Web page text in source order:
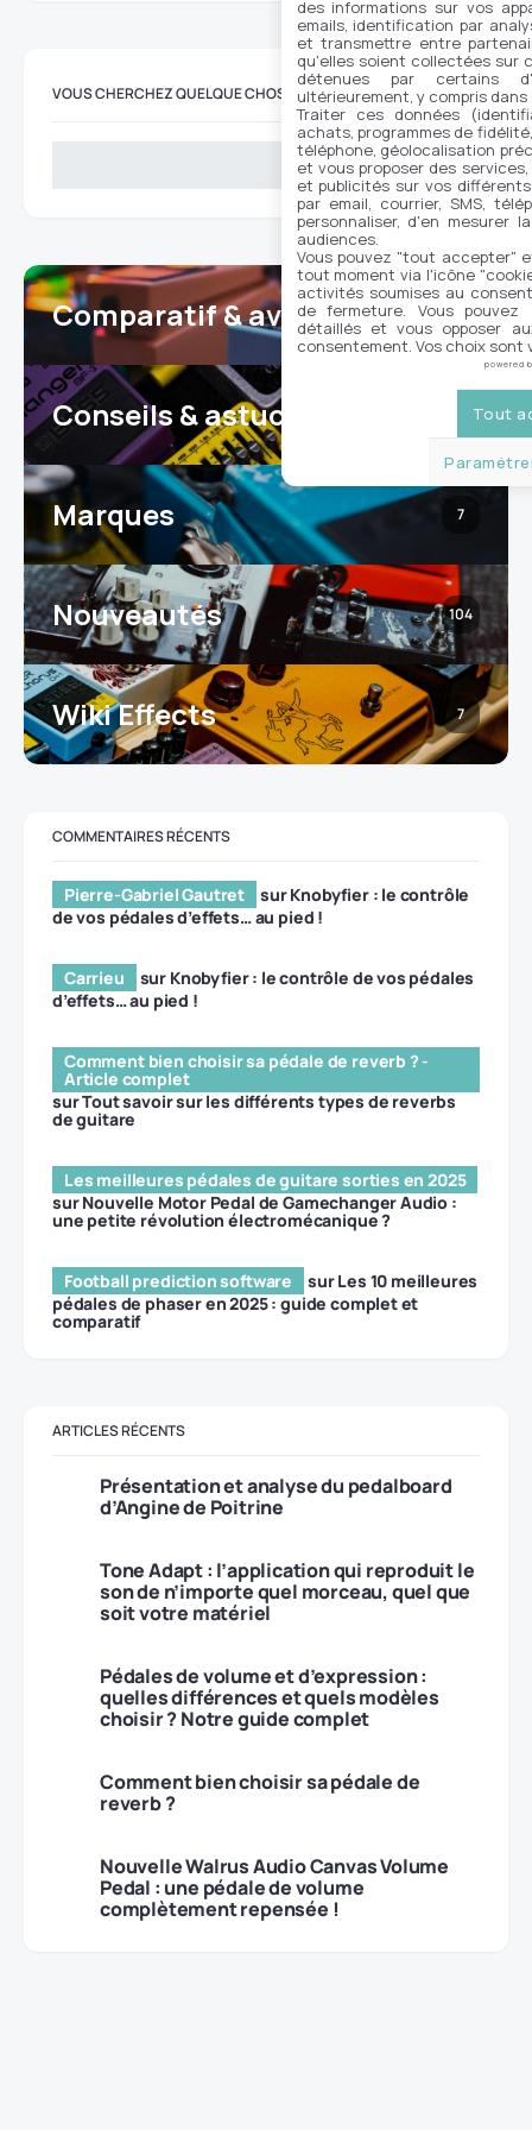
VOUS CHERCHEZ QUELQUE CHOSE ?
Rechercher
Comparatif & avis 25
Conseils & astuces
Marques 7
Nouveautés 104
Wiki Effects 7
COMMENTAIRES RÉCENTS
Pierre-Gabriel Gautret surKnobyfier : le contrôle
de vos pédales d’effets… au pied !
Carrieu sur Knobyfier : le contrôle de vos pédales
d’effets… au pied !
Comment bien choisir sa pédale de reverb ? -
Article complet
surTout savoir sur les différents types de reverbs
de guitare
Les meilleures pédales de guitare sorties en 2025
surNouvelle Motor Pedal de Gamechanger Audio :
une petite révolution électromécanique ?
Football prediction software surLes 10 meilleures
pédales de phaser en 2025 : guide complet et
comparatif
ARTICLES RÉCENTS
Présentation et analyse du pedalboard
d’Angine de Poitrine
Tone Adapt : l’application qui reproduit le
son de n’importe quel morceau, quel que
soit votre matériel
Pédales de volume et d’expression :
quelles différences et quels modèles
choisir ? Notre guide complet
Comment bien choisir sa pédale de
reverb ?
Nouvelle Walrus Audio Canvas Volume
Pedal : une pédale de volume
complètement repensée !
des informations sur vos
emails, identification par
et transmettre entre
qu'elles soient collectées sur
détenues par certains
ultérieurement, y compris
Traiter ces données
achats, programmes de
téléphone, géolocalisation
et vous proposer des
et publicités sur vos
par email, courrier, SMS,
personnaliser, d'en mesurer
audiences.
Vous pouvez "tout accepter"
tout moment via l'icône
activités soumises au
de fermeture. Vous
détaillés et vous opposer
consentement. Vos choix sont
powered
Tout